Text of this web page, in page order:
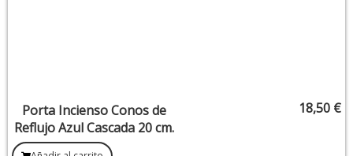
Porta Incienso Conos de
Reflujo Azul Cascada 20 cm.
18,50 €